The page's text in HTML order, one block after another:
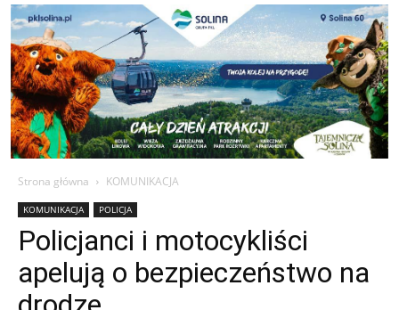
Strona główna KOMUNIKACJA
KOMUNIKACJA POLICJA
Policjanci i motocykliści
apelują o bezpieczeństwo na